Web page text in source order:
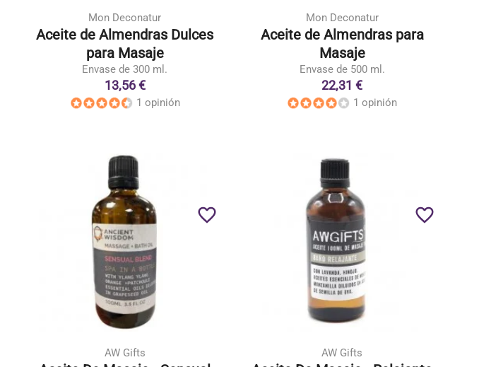
Mon Deconatur
Aceite de Almendras Dulces
para Masaje
Envase de 300 ml.
13,56 €
1 opinión
Mon Deconatur
Aceite de Almendras para
Masaje
Envase de 500 ml.
22,31 €
1 opinión
AW Gifts
favorite_border
AW Gifts
favorite_border